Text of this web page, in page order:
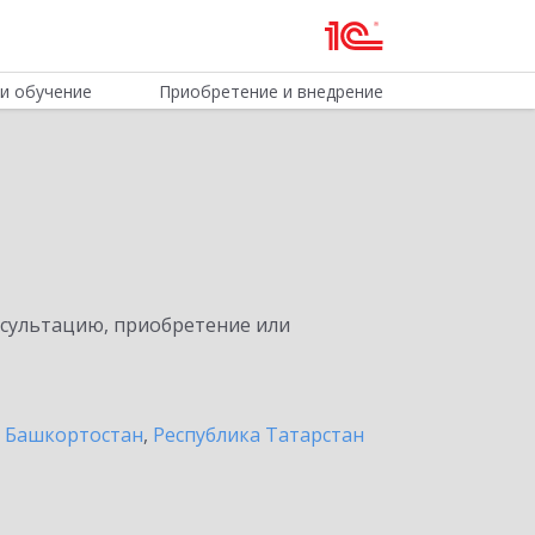
обучение Приобретение и внедрение
приобретение или
Башкортостан, Республика Татарстан